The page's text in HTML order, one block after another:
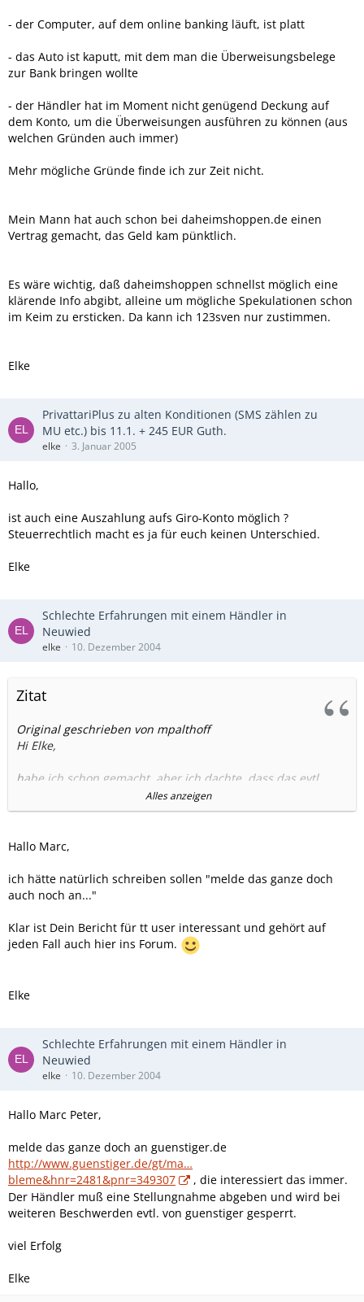
- der Computer, auf dem online banking läuft, ist platt
- das Auto ist kaputt, mit dem man die Überweisungsbelege
zur Bank bringen wollte
- der Händler hat im Moment nicht genügend Deckung auf
dem Konto, um die Überweisungen ausführen zu können (aus
welchen Gründen auch immer)
Mehr mögliche Gründe finde ich zur Zeit nicht.
Mein Mann hat auch schon bei daheimshoppen.de einen
Vertrag gemacht, das Geld kam pünktlich.
Es wäre wichtig, daß daheimshoppen schnellst möglich eine
klärende Info abgibt, alleine um mögliche Spekulationen schon
im Keim zu ersticken. Da kann ich 123sven nur zustimmen.
Elke
PrivattariPlus zu alten Konditionen (SMS zählen zu
MU etc.) bis 11.1. + 245 EUR Guth.
elke 3. Januar 2005
Hallo,
ist auch eine Auszahlung aufs Giro-Konto möglich ?
Steuerrechtlich macht es ja für euch keinen Unterschied.
Elke
Schlechte Erfahrungen mit einem Händler in
Neuwied
elke 10. Dezember 2004
Zitat
Original geschrieben von mpalthoff
Hi Elke,
habe ich schon gemacht, aber ich dachte, dass das evtl.
auch für andere interessant sein könnte. Aber danke
trotzdem für den Tipp.
Gruß
Marc
Alles anzeigen
Hallo Marc,
ich hätte natürlich schreiben sollen "melde das ganze doch
auch noch an..."
Klar ist Dein Bericht für tt user interessant und gehört auf
jeden Fall auch hier ins Forum.
Elke
Schlechte Erfahrungen mit einem Händler in
Neuwied
elke 10. Dezember 2004
Hallo Marc Peter,
melde das ganze doch an guenstiger.de
http://www.guenstiger.de/gt/ma…
bleme&hnr=2481&pnr=349307
, die interessiert das immer.
Der Händler muß eine Stellungnahme abgeben und wird bei
weiteren Beschwerden evtl. von guenstiger gesperrt.
viel Erfolg
Elke